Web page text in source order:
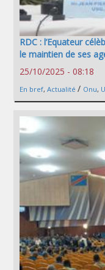
RDC : l’Equateur
le maintien de ses
25/10/2025 - 08:18
En bref, Actualité / Onu,